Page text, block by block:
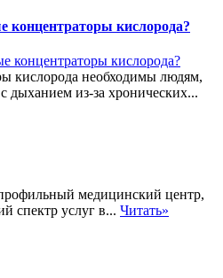
концентраторы кислорода?
кислорода необходимы людям,
из-за хронических...
медицинский центр,
спектр услуг в... Читать»